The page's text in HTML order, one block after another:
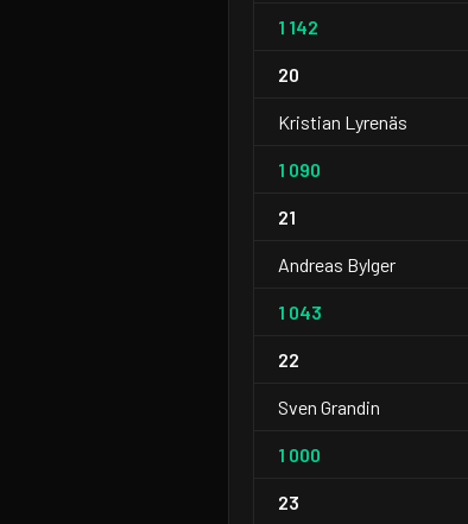
1 142
20
Kristian Lyrenäs
1 090
21
Andreas Bylger
1 043
22
Sven Grandin
1 000
23